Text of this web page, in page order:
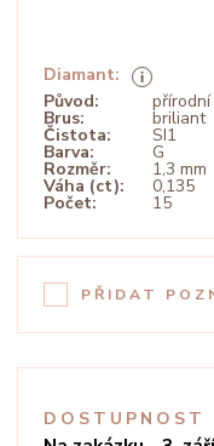
Diamant:
Původ:
přírodní
Brus: briliant
Čistota: SI1
Barva: G
Rozměr: 1,3 mm
Váha (ct): 0,135
Počet: 15
PŘIDAT
DOSTUPNOST